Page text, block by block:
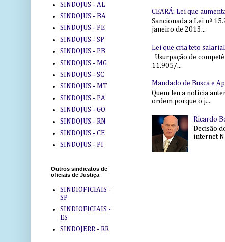
CEARÁ: Lei que
Sancionada a Lei nº
janeiro de 2013...
Lei que cria teto
Usurpação de
11.905/...
Mandado de Busca e
Quem leu a notícia
ordem porque o j...
Ricardo
Decisão
internet
SINDOJUS - AL
SINDOJUS - BA
SINDOJUS - PE
SINDOJUS - SP
SINDOJUS - PB
SINDOJUS - MG
SINDOJUS - SC
SINDOJUS - MT
SINDOJUS - PA
SINDOJUS - GO
SINDOJUS - RN
SINDOJUS - CE
SINDOJUS - PI
Outros sindicatos de
oficiais de Justiça
SINDIOFICIAIS -
SP
SINDIOFICIAIS -
ES
SINDOJERR - RR